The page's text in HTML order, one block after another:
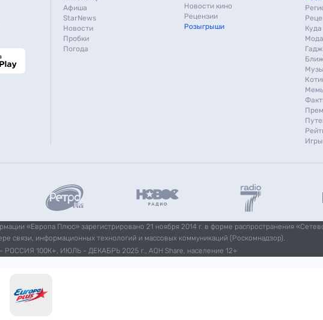
Афиша
StarNews
Новости
Пробки
Погода
Новости кино
Рецензии
Розыгрыши
Мода
Игры
«Европа Плюс» зарегистрировано 21 ноября 2014 г. в форме распространения
связи, информационных технологий и массовых коммуникаций (Роскомнадзор).
РОССИЯ 100К+, ИЮЛЬ - ДЕКАБРЬ 2025 г., AQH Share, население 12+